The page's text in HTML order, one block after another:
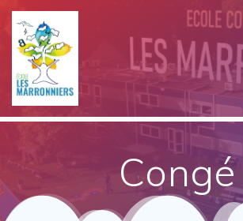
Passer
au
contenu
Congé